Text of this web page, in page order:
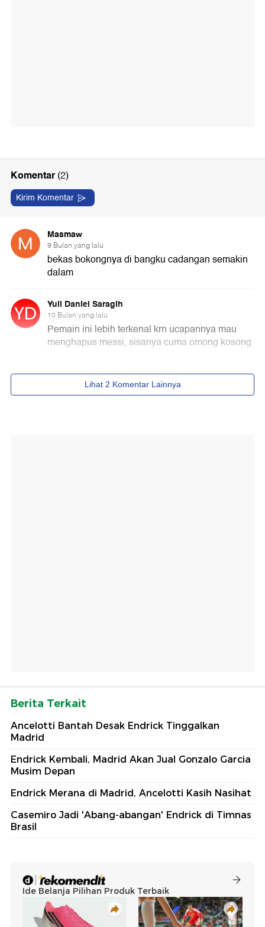
Berita Terkait
Ancelotti Bantah Desak Endrick Tinggalkan
Madrid
Endrick Kembali, Madrid Akan Jual Gonzalo Garcia
Musim Depan
Endrick Merana di Madrid, Ancelotti Kasih Nasihat
Casemiro Jadi 'Abang-abangan' Endrick di Timnas
Brasil